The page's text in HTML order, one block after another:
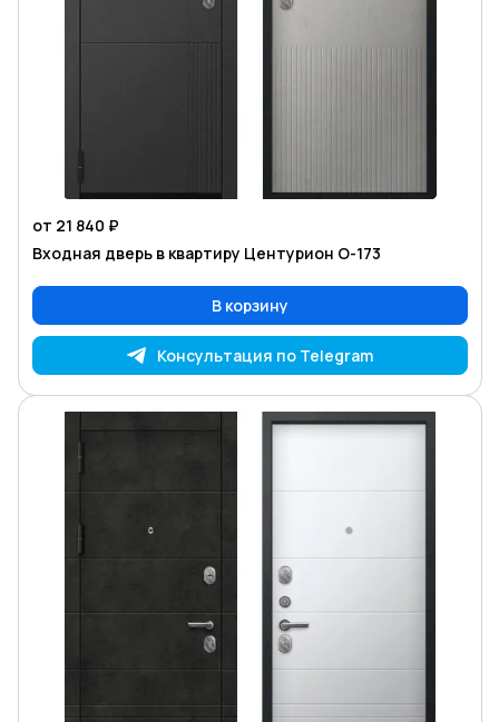
от 21 840 ₽
Входная дверь в квартиру Центурион O-173
В корзину
Консультация по Telegram